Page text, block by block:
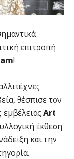
επιτροπή
!
θέσπισε τον
εμβέλειας Art
έκθεση
και την